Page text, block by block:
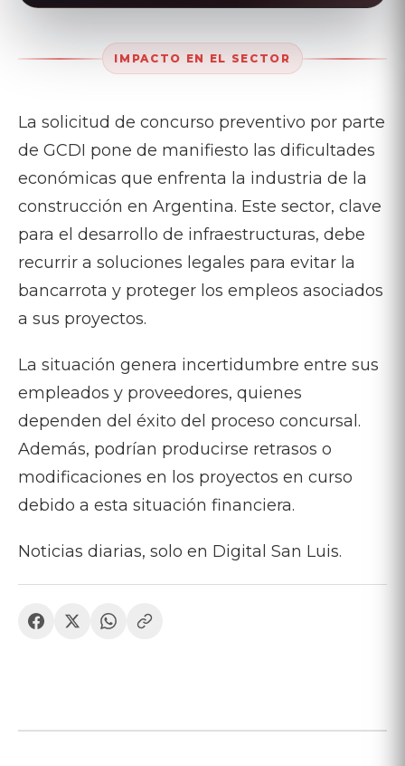
IMPACTO EN EL SECTOR
La solicitud de concurso preventivo por parte
de GCDI pone de manifiesto las dificultades
económicas que enfrenta la industria de la
construcción en Argentina. Este sector, clave
para el desarrollo de infraestructuras, debe
recurrir a soluciones legales para evitar la
bancarrota y proteger los empleos asociados
a sus proyectos.
La situación genera incertidumbre entre sus
empleados y proveedores, quienes
dependen del éxito del proceso concursal.
Además, podrían producirse retrasos o
modificaciones en los proyectos en curso
debido a esta situación financiera.
Noticias diarias, solo en Digital San Luis.